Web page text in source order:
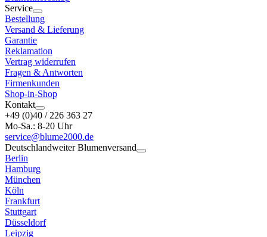
Service
Bestellung
Versand & Lieferung
Garantie
Reklamation
Vertrag widerrufen
Fragen & Antworten
Firmenkunden
Shop-in-Shop
Kontakt
+49 (0)40 / 226 363 27
Mo-Sa.: 8-20 Uhr
service@blume2000.de
Deutschlandweiter Blumenversand
Berlin
Hamburg
München
Köln
Frankfurt
Stuttgart
Düsseldorf
Leipzig